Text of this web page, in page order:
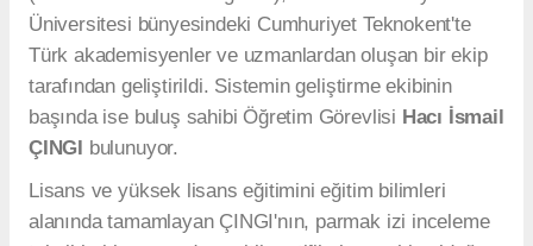
Üniversitesi bünyesindeki Cumhuriyet Teknokent'te
Türk akademisyenler ve uzmanlardan oluşan bir ekip
tarafından geliştirildi. Sistemin geliştirme ekibinin
başında ise buluş sahibi Öğretim Görevlisi Hacı İsmail
ÇINGI
bulunuyor.
Lisans ve yüksek lisans eğitimini eğitim bilimleri
alanında tamamlayan ÇINGI'nın, parmak izi inceleme